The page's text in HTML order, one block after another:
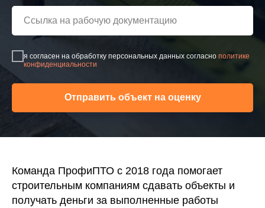
я согласен на обработку персональных данных согласно политике
конфиденциальности
Отправить объект на оценку
Команда ПрофиПТО с 2018 года помогает
строительным компаниям сдавать объекты и
получать деньги за выполненные работы